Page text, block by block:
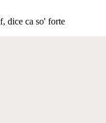
dice ca so' forte